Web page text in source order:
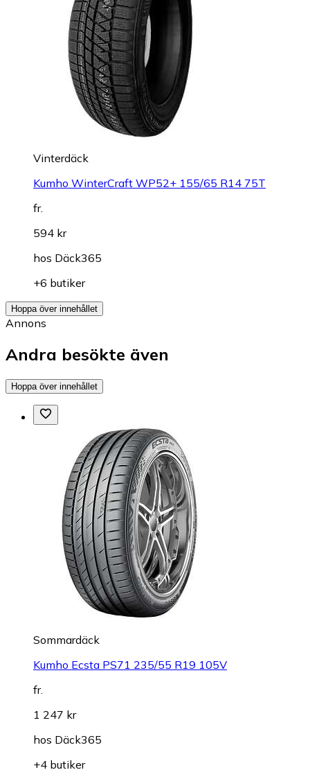
Vinterdäck
Kumho WinterCraft WP52+ 155/65 R14 75T
fr.
594 kr
hos Däck365
+6 butiker
Hoppa över innehållet
Annons
Andra besökte även
Hoppa över innehållet
Sommardäck
Kumho Ecsta PS71 235/55 R19 105V
fr.
1 247 kr
hos Däck365
+4 butiker